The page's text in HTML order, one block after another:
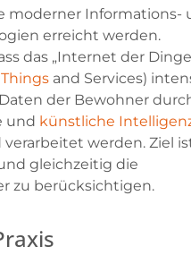
moderner Informations-
erreicht werden.
das „Internet der Dinge
and Services)
der Bewohner
und künstliche
werden. Ziel
gleichzeitig die
zu berücksichtigen.